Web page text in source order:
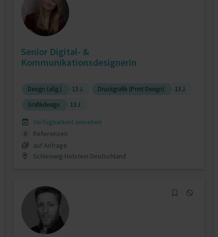
Senior Digital- &
Kommunikationsdesignerin
Design (allg.) 13 J. Druckgrafik (Print Design)
13 J.
Grafikdesign
13 J.
Verfügbarkeit einsehen
0
Referenzen
auf Anfrage
Schleswig-Holstein Deutschland